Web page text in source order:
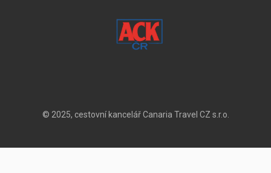
© 2025, cestovní kancelář Canaria Travel CZ s.r.o.